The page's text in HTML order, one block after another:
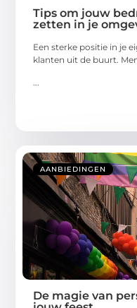
Tips om jouw
zetten in je
Een sterke positie in je
klanten uit de buurt.
...
AANBIEDINGEN
De magie van